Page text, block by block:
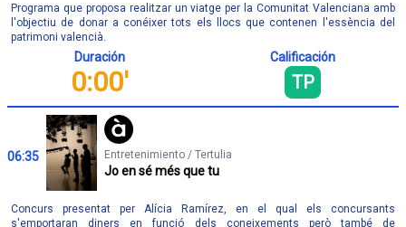
Programa que proposa realitzar un viatge per la Comunitat Valenciana amb
l'objectiu de donar a conéixer tots els llocs que contenen l'essència del
patrimoni valencià.
Duración
0:00'
Calificación
TP
06:35 Entretenimiento / Tertulia
Jo en sé més que tu
Concurs presentat per Alícia Ramírez, en el qual els concursants
s'emportaran diners en funció dels coneixements però també de